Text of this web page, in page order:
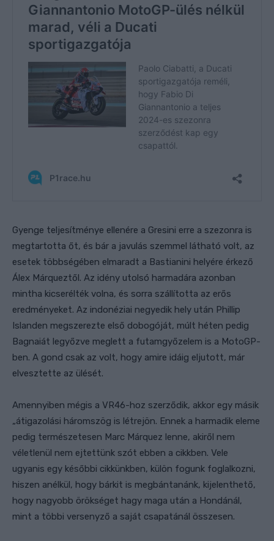
Gyenge teljesítménye ellenére a Gresini erre a szezonra is
megtartotta őt, és bár a javulás szemmel látható volt, az
esetek többségében elmaradt a Bastianini helyére érkező
Álex Márqueztől. Az idény utolsó harmadára azonban
mintha kicserélték volna, és sorra szállította az erős
eredményeket. Az indonéziai negyedik hely után Phillip
Islanden megszerezte első dobogóját, múlt héten pedig
Bagnaiát legyőzve meglett a futamgyőzelem is a MotoGP-
ben. A gond csak az volt, hogy amire idáig eljutott, már
elvesztette az ülését.
Amennyiben mégis a VR46-hoz szerződik, akkor egy másik
„átigazolási háromszög is létrejön. Ennek a harmadik eleme
pedig természetesen Marc Márquez lenne, akiről nem
véletlenül nem ejtettünk szót ebben a cikkben. Vele
ugyanis egy későbbi cikkünkben, külön fogunk foglalkozni,
hiszen anélkül, hogy bárkit is megbántanánk, kijelenthető,
hogy nagyobb örökséget hagy maga után a Hondánál,
mint a többi versenyző a saját csapatánál összesen.